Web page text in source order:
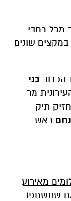
מכל רחבי
שונים
הכבוד בני
מר
תיק
ראש
מאירוע
שתשתפו